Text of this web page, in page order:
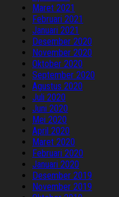
Maret 2021
Februari 2021
Januari 2021
Desember 2020
November 2020
Oktober 2020
September 2020
Agustus 2020
Juli 2020
Juni 2020
Mei 2020
April 2020
Maret 2020
Februari 2020
Januari 2020
Desember 2019
November 2019